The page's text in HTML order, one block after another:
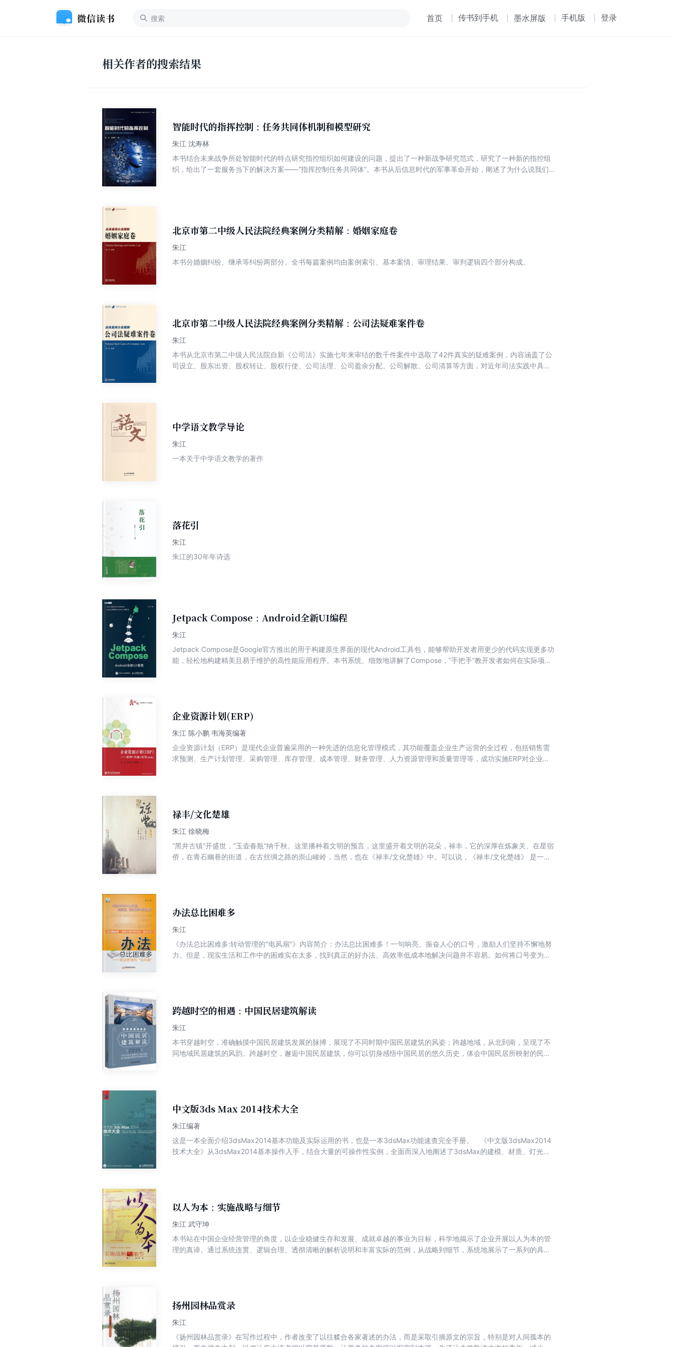
首页 传书到手机 墨水屏版 手机版 登录
相关作者的搜索结果
智能时代的指挥控制：任务共同体机制和模型研究
朱江 沈寿林
本书结合未来战争所处智能时代的特点研究指控组织如何建设的问题，提出了一种新战争研究范式，研究了一种新的指控组
织，给出了一套服务当下的解决方案——“指挥控制任务共同体”。本书从后信息时代的军事革命开始，阐述了为什么说我们
北京市第二中级人民法院经典案例分类精解：婚姻家庭卷
朱江
本书分婚姻纠纷、继承等纠纷两部分。全书每篇案例均由案例索引、基本案情、审理结果、审判逻辑四个部分构成。
北京市第二中级人民法院经典案例分类精解：公司法疑难案件卷
朱江
本书从北京市第二中级人民法院自新《公司法》实施七年来审结的数千件案件中选取了42件真实的疑难案例，内容涵盖了公
司设立、股东出资、股权转让、股权行使、公司法理、公司盈余分配、公司解散、公司清算等方面，对近年司法实践中具有
中学语文教学导论
朱江
一本关于中学语文教学的著作
落花引
朱江
朱江的30年年诗选
Jetpack Compose：Android全新UI编程
朱江
Jetpack Compose是Google官方推出的用于构建原生界面的现代Android工具包，能够帮助开发者用更少的代码实现更多功
能，轻松地构建精美且易于维护的高性能应用程序。本书系统、细致地讲解了Compose，“手把手”教开发者如何在实际项目
企业资源计划(ERP)
朱江 陈小鹏 韦海英编著
企业资源计划（ERP）是现代企业普遍采用的一种先进的信息化管理模式，其功能覆盖企业生产运营的全过程，包括销售需
求预测、生产计划管理、采购管理、库存管理、成本管理、财务管理、人力资源管理和质量管理等，成功实施ERP对企业而
本科生和研究生的专业课教材或参考书，也可作为企业相关管理人员的培训参考用书，以及对《企业资源计划（ERP）》内
禄丰/文化楚雄
朱江 徐晓梅
“黑井古镇”开盛世，“玉壶春瓶”纳千秋。这里播种着文明的预言，这里盛开着文明的花朵，禄丰，它的深厚在炼象关、在星宿
侨，在青石幽巷的街道，在古丝绸之路的崇山峻岭，当然，也在《禄丰/文化楚雄》中。可以说，《禄丰/文化楚雄》 是一部
办法总比困难多
朱江
《办法总比困难多:转动管理的"电风扇"》内容简介：办法总比困难多！一句响亮、振奋人心的口号，激励人们坚持不懈地努
力。但是，现实生活和工作中的困难实在太多，找到真正的好办法、高效率低成本地解决问题并不容易。如何将口号变为实
跨越时空的相遇：中国民居建筑解读
朱江
本书穿越时空，准确触摸中国民居建筑发展的脉搏，展现了不同时期中国民居建筑的风姿；跨越地域，从北到南，呈现了不
同地域民居建筑的风韵。跨越时空，邂逅中国民居建筑，你可以切身感悟中国民居的悠久历史，体会中国民居所映射的民俗
中文版3ds Max 2014技术大全
朱江编著
这是一本全面介绍3dsMax2014基本功能及实际运用的书，也是一本3dsMax功能速查完全手册。 《中文版3dsMax2014
技术大全》从3dsMax2014基本操作入手，结合大量的可操作性实例，全面而深入地阐述了3dsMax的建模、材质、灯光、
以人为本：实施战略与细节
朱江 武守坤
本书站在中国企业经营管理的角度，以企业稳健生存和发展、成就卓越的事业为目标，科学地揭示了企业开展以人为本的管
理的真谛。通过系统连贯、逻辑合理、透彻清晰的解析说明和丰富实际的范例，从战略到细节，系统地展示了一系列的具体
扬州园林品赏录
朱江
《扬州园林品赏录》在写作过程中，作者改变了以往糅合各家著述的办法，而是采取引摘原文的宗旨，特别是对人间孤本的